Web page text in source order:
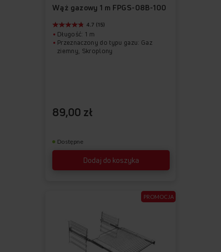
Wąż gazowy 1 m FPGS-08B-100
Dodaj do koszyka
4.7 (15)
Długość: 1 m
Przeznaczony do typu gazu: Gaz
ziemny, Skroplony
89,00 zł
Dostępne
ulubionych
z
PROMOCJA